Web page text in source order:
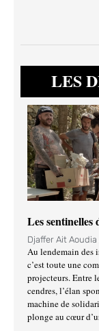
LES
Les
Djaffer Ait Aoudia
Au lendemain des
c’est toute une
projecteurs. Entre
cendres, l’élan
machine de
plonge au cœur